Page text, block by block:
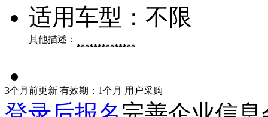
适用车型： 不限
其他描述：
**************
3个月前更新 有效期：1个月 用户采购